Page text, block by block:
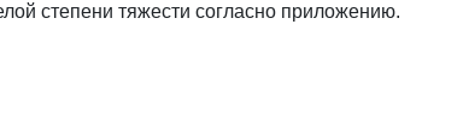
степени тяжести согласно приложению.